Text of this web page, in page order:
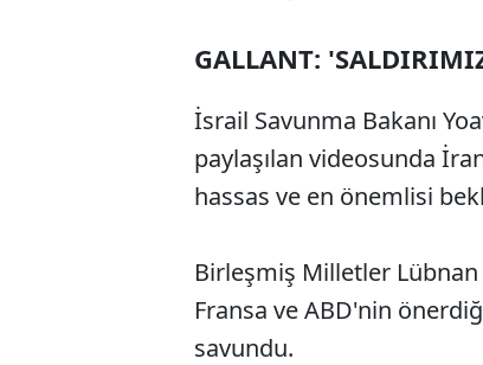
GALLANT:
İsrail Savunma Bakanı
paylaşılan videosunda
hassas ve en önemlisi
Birleşmiş Milletler Lübnan
Fransa ve ABD'nin
savundu.